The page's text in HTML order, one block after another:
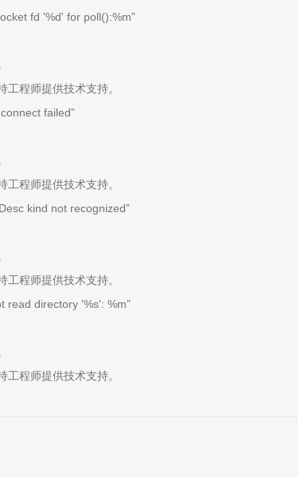
fd '%d' for poll():%m”
工程师提供技术支持。
failed”
工程师提供技术支持。
kind not recognized”
工程师提供技术支持。
read directory '%s': %m”
工程师提供技术支持。